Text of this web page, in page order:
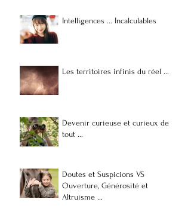
Intelligences ... Incalculables
Les territoires infinis du réel ...
Devenir curieuse et curieux de
tout ...
Doutes et Suspicions VS
Ouverture, Générosité et
Altruisme ...